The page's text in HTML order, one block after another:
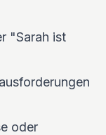
"Sarah ist
oder